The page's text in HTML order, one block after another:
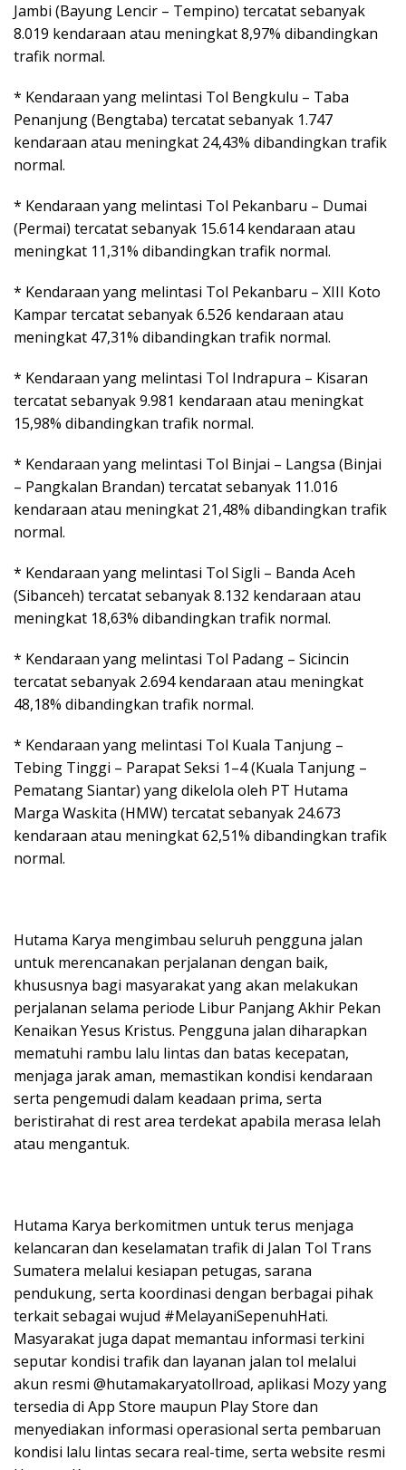
Jambi (Bayung Lencir – Tempino) tercatat sebanyak
8.019 kendaraan atau meningkat 8,97% dibandingkan
trafik normal.
* Kendaraan yang melintasi Tol Bengkulu – Taba
Penanjung (Bengtaba) tercatat sebanyak 1.747
kendaraan atau meningkat 24,43% dibandingkan trafik
normal.
* Kendaraan yang melintasi Tol Pekanbaru – Dumai
(Permai) tercatat sebanyak 15.614 kendaraan atau
meningkat 11,31% dibandingkan trafik normal.
* Kendaraan yang melintasi Tol Pekanbaru – XIII Koto
Kampar tercatat sebanyak 6.526 kendaraan atau
meningkat 47,31% dibandingkan trafik normal.
* Kendaraan yang melintasi Tol Indrapura – Kisaran
tercatat sebanyak 9.981 kendaraan atau meningkat
15,98% dibandingkan trafik normal.
* Kendaraan yang melintasi Tol Binjai – Langsa (Binjai
– Pangkalan Brandan) tercatat sebanyak 11.016
kendaraan atau meningkat 21,48% dibandingkan trafik
normal.
* Kendaraan yang melintasi Tol Sigli – Banda Aceh
(Sibanceh) tercatat sebanyak 8.132 kendaraan atau
meningkat 18,63% dibandingkan trafik normal.
* Kendaraan yang melintasi Tol Padang – Sicincin
tercatat sebanyak 2.694 kendaraan atau meningkat
48,18% dibandingkan trafik normal.
* Kendaraan yang melintasi Tol Kuala Tanjung –
Tebing Tinggi – Parapat Seksi 1–4 (Kuala Tanjung –
Pematang Siantar) yang dikelola oleh PT Hutama
Marga Waskita (HMW) tercatat sebanyak 24.673
kendaraan atau meningkat 62,51% dibandingkan trafik
normal.
Hutama Karya mengimbau seluruh pengguna jalan
untuk merencanakan perjalanan dengan baik,
khususnya bagi masyarakat yang akan melakukan
perjalanan selama periode Libur Panjang Akhir Pekan
Kenaikan Yesus Kristus. Pengguna jalan diharapkan
mematuhi rambu lalu lintas dan batas kecepatan,
menjaga jarak aman, memastikan kondisi kendaraan
serta pengemudi dalam keadaan prima, serta
beristirahat di rest area terdekat apabila merasa lelah
atau mengantuk.
Hutama Karya berkomitmen untuk terus menjaga
kelancaran dan keselamatan trafik di Jalan Tol Trans
Sumatera melalui kesiapan petugas, sarana
pendukung, serta koordinasi dengan berbagai pihak
terkait sebagai wujud #MelayaniSepenuhHati.
Masyarakat juga dapat memantau informasi terkini
seputar kondisi trafik dan layanan jalan tol melalui
akun resmi @hutamakaryatollroad, aplikasi Mozy yang
tersedia di App Store maupun Play Store dan
menyediakan informasi operasional serta pembaruan
kondisi lalu lintas secara real-time, serta website resmi